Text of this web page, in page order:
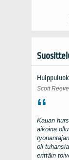
Scott
Kauan
aikoina
oli
erittäin